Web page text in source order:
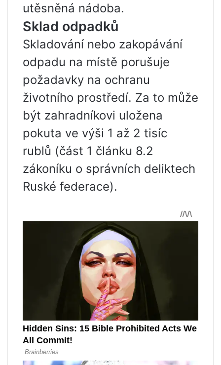
utěsněná nádoba.
Sklad odpadků
Skladování nebo zakopávání
odpadu na místě porušuje
požadavky na ochranu
životního prostředí. Za to může
být zahradníkovi uložena
pokuta ve výši 1 až 2 tisíc
rublů (část 1 článku 8.2
zákoníku o správních deliktech
Ruské federace).